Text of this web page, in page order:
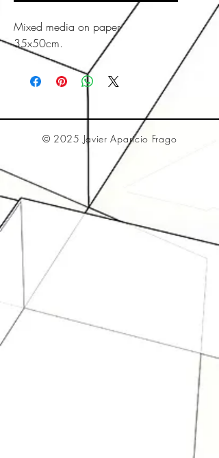
Mixed media on paper
35x50cm.
© 2025 Javier Aparicio Frago